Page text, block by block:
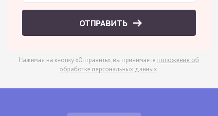
ОТПРАВИТЬ
Нажимая на кнопку «Отправить», вы принимаете положение об
обработке персональных данных.